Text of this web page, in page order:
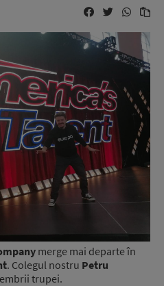
merge mai departe în
. Colegul nostru Petru
trupei.